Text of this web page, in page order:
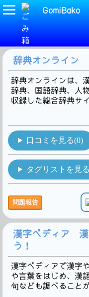
GomiBako
(漢字)タグの検索結果
辞典オンライン
辞典オンラインは、
辞典、国語辞典、人
収録した総合辞典サ
口コミを見る(0)
タグリストを見
問題報告
漢字ペディア 漢
う！
漢字ペディアで漢字
や言葉をはじめ、漢
句なども調べること